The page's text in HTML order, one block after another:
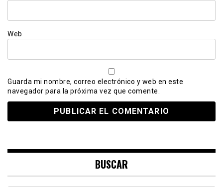
Web
Guarda mi nombre, correo electrónico y web en este
navegador para la próxima vez que comente.
BUSCAR